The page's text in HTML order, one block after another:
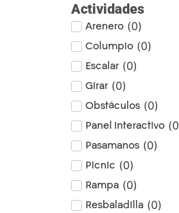
Actividades
Arenero (0)
Columpio (0)
Escalar (0)
Girar (0)
Obstáculos (0)
Panel Interactivo (0
Pasamanos (0)
Picnic (0)
Rampa (0)
Resbaladilla (0)